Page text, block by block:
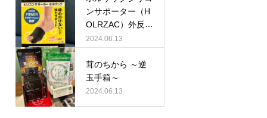
ンサポーター（H
OLRZAC）外反母
趾用
2024.06.13
茸のちから ～逆
玉手箱～
2024.06.13